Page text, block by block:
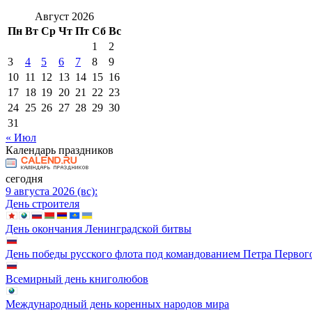
Август 2026
Пн Вт Ср Чт Пт Сб Вс
1
2
3
4 5 6 7 8
9
10 11 12 13 14 15 16
17 18 19 20 21 22 23
24 25 26 27 28 29 30
31
« Июл
Календарь праздников
сегодня
9 августа 2026 (вс):
День строителя
День окончания Ленинградской битвы
День победы русского флота под командованием Петра
Всемирный день книголюбов
Международный день коренных народов мира